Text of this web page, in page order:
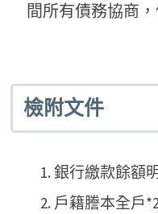
間所有債務協商
檢附文件
銀行繳款餘額
戶籍謄本全戶